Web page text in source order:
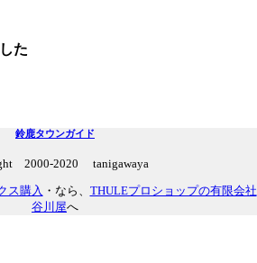
た
鈴鹿タウンガイド
2000-2020 tanigawaya
ス購入 ・なら、 THULEプロショップの有限会社
谷川屋へ